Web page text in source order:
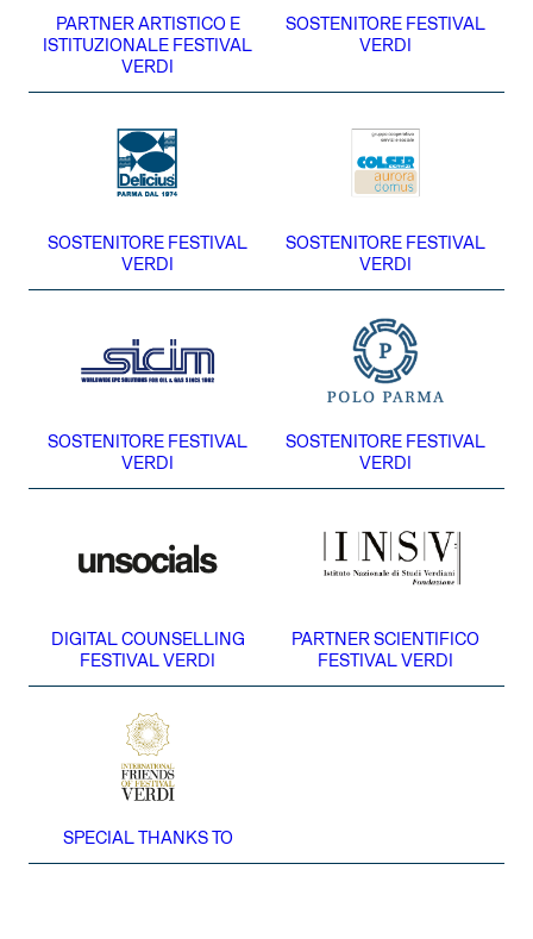
PARTNER ARTISTICO E
ISTITUZIONALE FESTIVAL
VERDI
SOSTENITORE FESTIVAL
VERDI
SOSTENITORE FESTIVAL
VERDI
SOSTENITORE FESTIVAL
VERDI
SOSTENITORE FESTIVAL
VERDI
SOSTENITORE FESTIVAL
VERDI
DIGITAL COUNSELLING
FESTIVAL VERDI
PARTNER SCIENTIFICO
FESTIVAL VERDI
SPECIAL THANKS TO